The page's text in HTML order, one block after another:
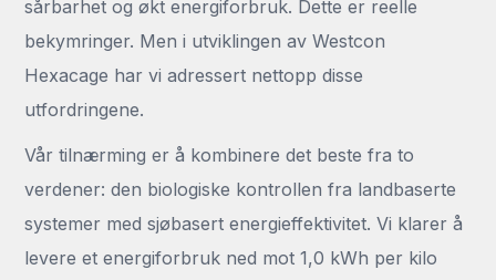
sårbarhet og økt energiforbruk. Dette er reelle
bekymringer. Men i utviklingen av Westcon
Hexacage har vi adressert nettopp disse
utfordringene.
Vår tilnærming er å kombinere det beste fra to
verdener: den biologiske kontrollen fra landbaserte
systemer med sjøbasert energieffektivitet. Vi klarer å
levere et energiforbruk ned mot 1,0 kWh per kilo